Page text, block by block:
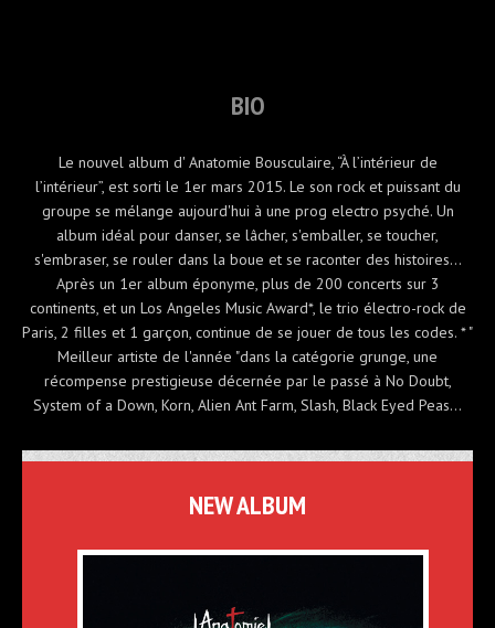
BIO
Le nouvel album d' Anatomie Bousculaire, “À l’intérieur de
l’intérieur”, est sorti le 1er mars 2015. Le son rock et puissant du
groupe se mélange aujourd'hui à une prog electro psyché. Un
album idéal pour danser, se lâcher, s'emballer, se toucher,
s'embraser, se rouler dans la boue et se raconter des histoires...
Après un 1er album éponyme, plus de 200 concerts sur 3
continents, et un Los Angeles Music Award*, le trio électro-rock de
Paris, 2 filles et 1 garçon, continue de se jouer de tous les codes. * "
Meilleur artiste de l'année "dans la catégorie grunge, une
récompense prestigieuse décernée par le passé à No Doubt,
System of a Down, Korn, Alien Ant Farm, Slash, Black Eyed Peas…
NEW ALBUM